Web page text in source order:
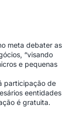
meta debater as
“visando
e pequenas
participação de
eentidades
é gratuita.